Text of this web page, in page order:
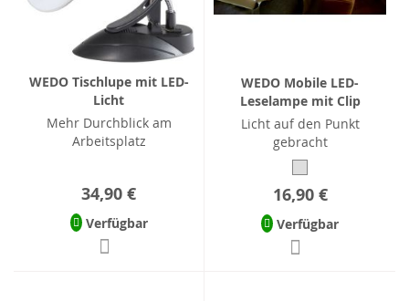
WEDO Tischlupe mit LED-
Licht
Mehr Durchblick am
Arbeitsplatz
34,90 €
Verfügbar
WEDO Mobile LED-
Leselampe mit Clip
Licht auf den Punkt
gebracht
16,90 €
Verfügbar